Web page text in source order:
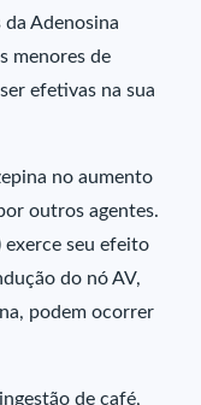
Adenosina
menores de
efetivas na sua
no aumento
outros agentes.
exerce seu efeito
do nó AV,
podem ocorrer
de café,